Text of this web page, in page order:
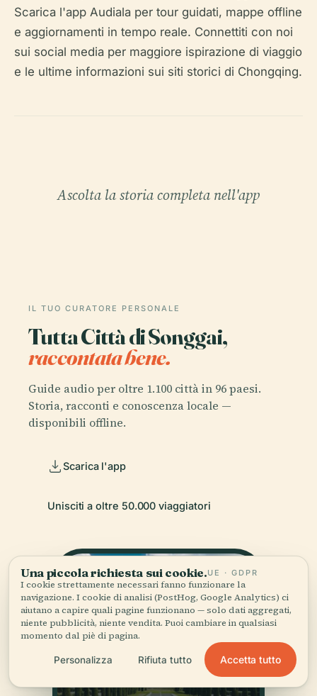
Scarica l'app Audiala per tour guidati, mappe offline
e aggiornamenti in tempo reale. Connettiti con noi
sui social media per maggiore ispirazione di viaggio
e le ultime informazioni sui siti storici di Chongqing.
Ascolta la storia completa nell'app
IL TUO CURATORE PERSONALE
Tutta Città di Songgai,
raccontata bene.
Guide audio per oltre 1.100 città in 96 paesi.
Storia, racconti e conoscenza locale —
disponibili offline.
Scarica l'app
Unisciti a oltre 50.000 viaggiatori
Una piccola richiesta sui cookie.UE · GDPR
I cookie strettamente necessari fanno funzionare la
navigazione. I cookie di analisi (PostHog, Google Analytics) ci
aiutano a capire quali pagine funzionano — solo dati aggregati,
niente pubblicità, niente vendita. Puoi cambiare in qualsiasi
momento dal piè di pagina.
Personalizza Rifiuta tutto Accetta tutto